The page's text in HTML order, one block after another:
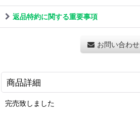
返品特約に関する重要事項
お問い合わせ
商品詳細
完売致しました